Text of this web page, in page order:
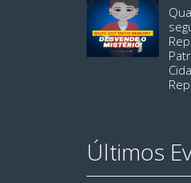
Últimos